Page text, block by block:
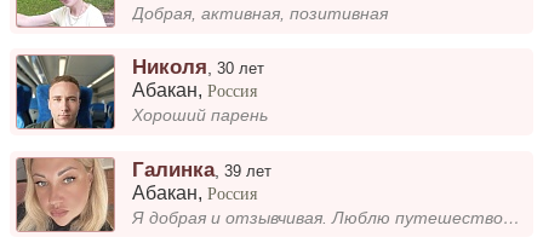
Добрая, активная, позитивная
Николя ,30 лет
Абакан,Россия
Хороший парень
Галинка,39 лет
Абакан,Россия
Я добрая и отзывчивая. Люблю путешествовать, гулять в лесу и отдыхать у реки. Для меня важны природа, новые впечатления...